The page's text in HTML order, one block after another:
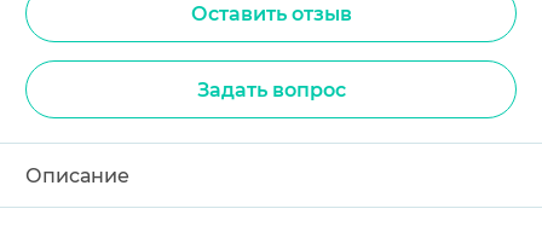
Оставить отзыв
Задать вопрос
Описание